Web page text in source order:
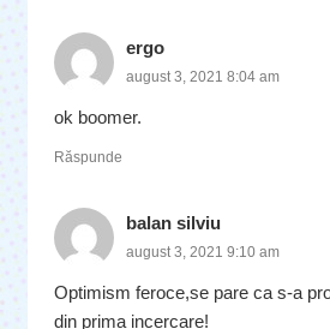
ergo
august 3, 2021 8:04 am
ok boomer.
Răspunde
balan silviu
august 3, 2021 9:10 am
Optimism feroce,se pare ca s-a
din prima incercare!